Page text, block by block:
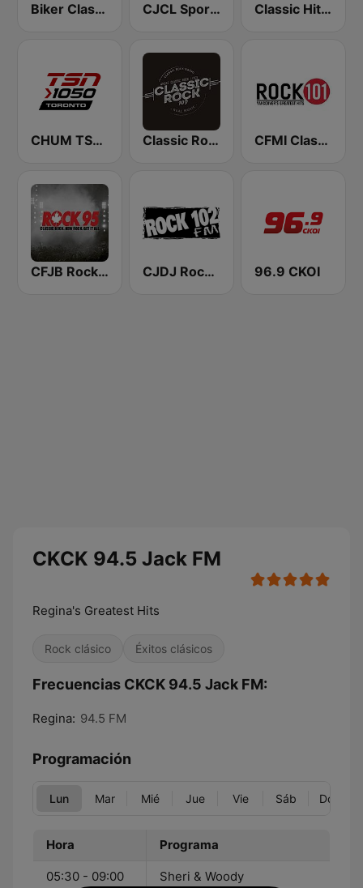
Biker Classic Rock Radio CJCL Sportsnet 590 The Fan Classic Hits 109 - 70s 80s 90s
CHUM TSN 1050 AM Classic Rock 109 CFMI Classic Rock 101
CFJB Rock 95 CJDJ Rock 102 FM 96.9 CKOI
CKCK 94.5 Jack FM
Regina's Greatest Hits
Rock clásico Éxitos clásicos
Frecuencias CKCK 94.5 Jack FM:
Regina: 94.5 FM
Programación
Lun Mar Mié Jue Vie Sáb Dom
Hora Programa
05:30 - 09:00 Sheri & Woody